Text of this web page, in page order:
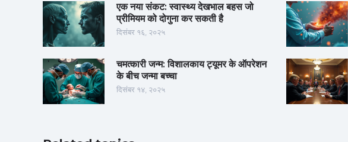
एक नया संकट: स्वास्थ्य देखभाल बहस जो
प्रीमियम को दोगुना कर सकती है
दिसंबर १६, २०२५
चमत्कारी जन्म: विशालकाय ट्यूमर के ऑपरेशन
के बीच जन्मा बच्चा
दिसंबर १४, २०२५